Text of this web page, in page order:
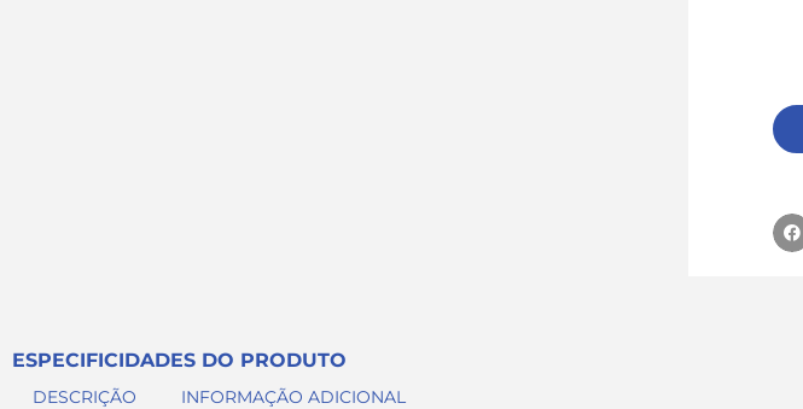
ESPECIFICIDADES DO PRODUTO
DESCRIÇÃO INFORMAÇÃO ADICIONAL